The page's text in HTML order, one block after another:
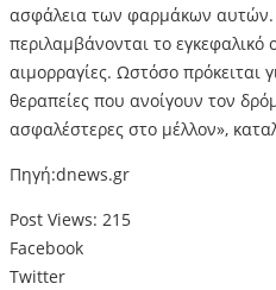
ασφάλεια των φαρμάκων
περιλαμβάνονται το εγκεφαλικό
αιμορραγίες. Ωστόσο πρόκειται
θεραπείες που ανοίγουν τον
ασφαλέστερες στο μέλλον»,
Πηγή:dnews.gr
Post Views: 215
Facebook
Twitter